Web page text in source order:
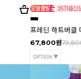
프레딘 하트버클
67,800원